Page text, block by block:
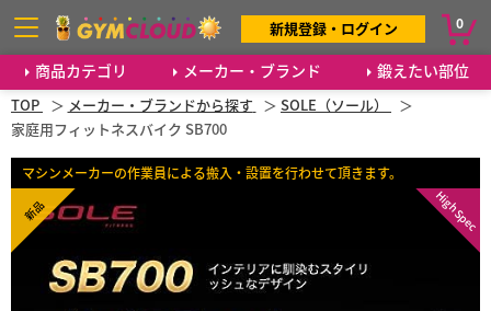
商品カテゴリ メーカー・ブランド 鍛えたい部位
新規登録・ログイン 0
TOP メーカー・ブランドから探す
SOLE（ソール）
家庭用フィットネスバイク SB700
マシンメーカーの作業員による搬入・設置を行わせて頂きます。
High Spec
新品